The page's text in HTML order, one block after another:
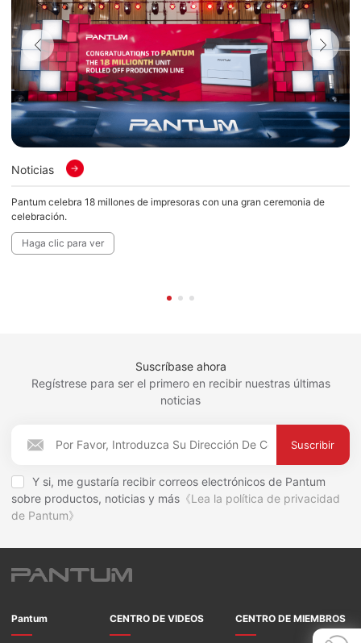
Noticias
Pantum celebra 18 millones de impresoras con una gran ceremonia de
celebración.
Haga clic para ver
Suscríbase ahora
Regístrese para ser el primero en recibir nuestras últimas
noticias
Suscribir
Y si, me gustaría recibir correos electrónicos de Pantum
sobre productos, noticias y más 《Lea la política de privacidad
de Pantum》
Pantum CENTRO DE VIDEOS CENTRO DE MIEMBROS